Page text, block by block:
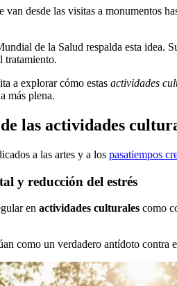
van desde las visitas a monumentos
de la Salud respalda esta idea.
tratamiento.
a explorar cómo estas actividades
más plena.
las actividades
a las artes y a los pasatiempos
y reducción del estrés
en actividades culturales como
como un verdadero antídoto contra